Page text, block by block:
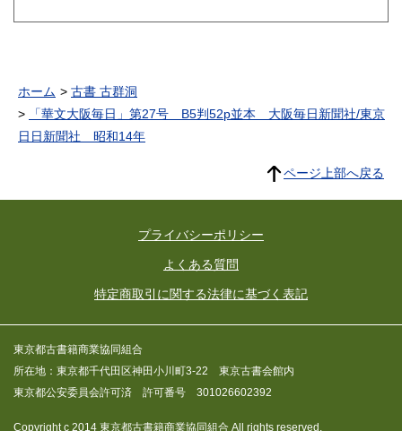
ホーム
古書 古群洞
「華文大阪毎日」第27号 B5判52p並本 大阪毎日新聞社/東京
日日新聞社 昭和14年
ページ上部へ戻る
プライバシーポリシー
よくある質問
特定商取引に関する法律に基づく表記
東京都古書籍商業協同組合
所在地：東京都千代田区神田小川町3-22 東京古書会館内
東京都公安委員会許可済 許可番号 301026602392
Copyright c 2014 東京都古書籍商業協同組合 All rights reserved.